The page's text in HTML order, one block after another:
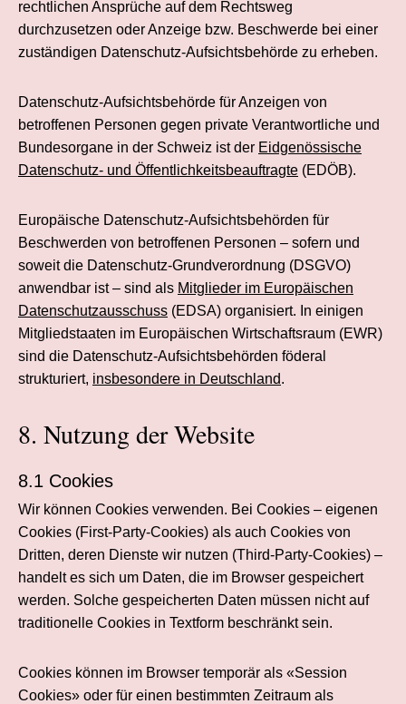
rechtlichen Ansprüche auf dem Rechtsweg
durchzusetzen oder Anzeige bzw. Beschwerde bei einer
zuständigen Datenschutz-Aufsichtsbehörde zu erheben.
Datenschutz-Aufsichtsbehörde für Anzeigen von
betroffenen Personen gegen private Verantwortliche und
Bundesorgane in der Schweiz ist der Eidgenössische
Datenschutz- und Öffentlichkeits­beauftragte (EDÖB).
Europäische Datenschutz-Aufsichtsbehörden für
Beschwerden von betroffenen Personen – sofern und
soweit die Datenschutz-Grund­verordnung (DSGVO)
anwendbar ist – sind als Mitglieder im Europäischen
Datenschutz­ausschuss (EDSA) organisiert. In einigen
Mitgliedstaaten im Europäischen Wirtschafts­raum (EWR)
sind die Datenschutz-Aufsichtsbehörden föderal
strukturiert, insbesondere in Deutschland.
8. Nutzung der Website
8.1 Cookies
Wir können Cookies verwenden. Bei Cookies – eigenen
Cookies (First-Party-Cookies) als auch Cookies von
Dritten, deren Dienste wir nutzen (Third-Party-Cookies) –
handelt es sich um Daten, die im Browser gespeichert
werden. Solche gespeicherten Daten müssen nicht auf
traditionelle Cookies in Textform beschränkt sein.
Cookies können im Browser temporär als «Session
Cookies» oder für einen bestimmten Zeitraum als